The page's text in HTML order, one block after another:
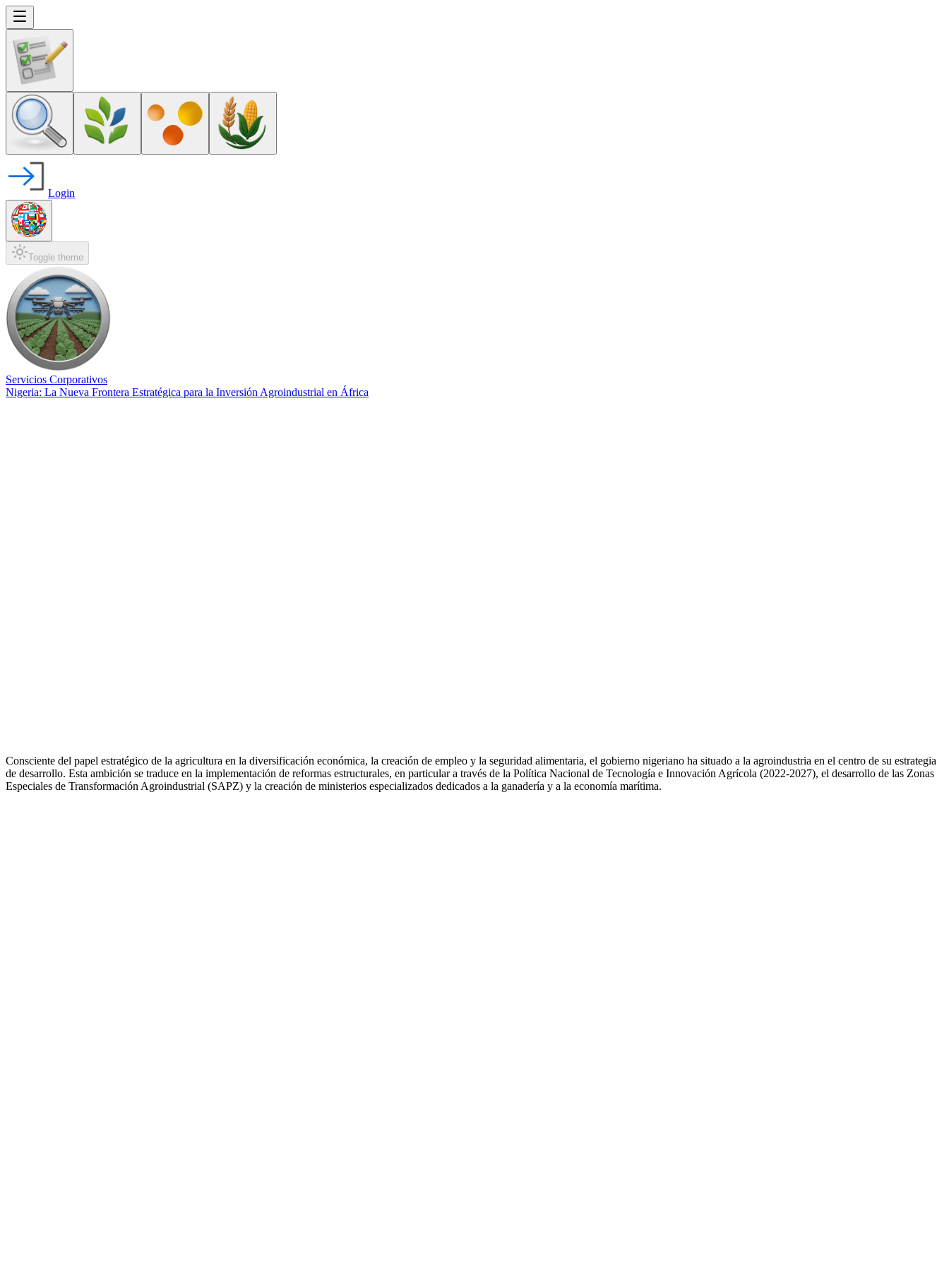
Login
Toggle theme
Servicios Corporativos
Nigeria: La Nueva Frontera Estratégica para la Inversión Agroindustrial en África
Consciente del papel estratégico de la agricultura en la diversificación económica, la creación de empleo y la seguridad alimentaria, el gobierno nigeriano ha situado a la agroindustria en el centro de su estrategia
de desarrollo. Esta ambición se traduce en la implementación de reformas estructurales, en particular a través de la Política Nacional de Tecnología e Innovación Agrícola (2022-2027), el desarrollo de las Zonas
Especiales de Transformación Agroindustrial (SAPZ) y la creación de ministerios especializados dedicados a la ganadería y a la economía marítima.